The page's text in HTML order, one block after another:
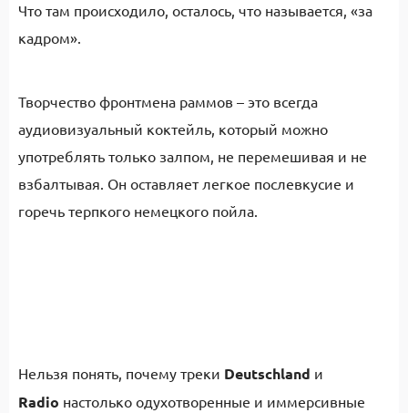
Что там происходило, осталось, что называется, «за
кадром».
Творчество фронтмена раммов – это всегда
аудиовизуальный коктейль, который можно
употреблять только залпом, не перемешивая и не
взбалтывая. Он оставляет легкое послевкусие и
горечь терпкого немецкого пойла.
Нельзя понять, почему треки Deutschland и
Radio настолько одухотворенные и иммерсивные